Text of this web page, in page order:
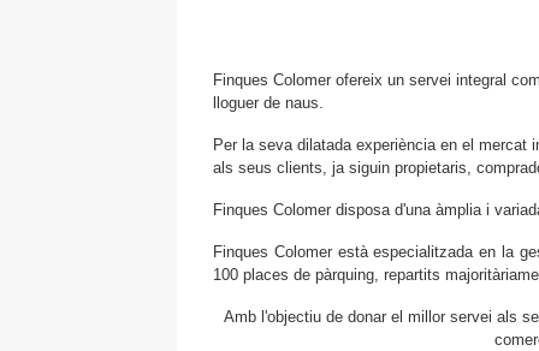
Finques Colomer ofereix un servei integral
lloguer de naus.
Per la seva dilatada experiència en el
als seus clients, ja siguin propietaris,
Finques Colomer disposa d'una àmplia i
Finques Colomer està especialitzada en la
100 places de pàrquing, repartits
Amb l'objectiu de donar el millor servei als